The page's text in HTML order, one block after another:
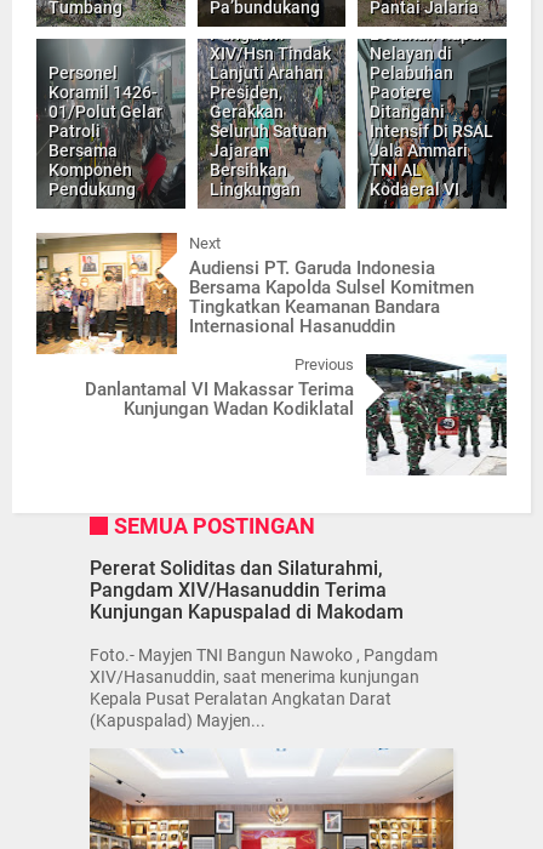
Tumbang
Pa’bundukang
Pantai Jalaria
Personel
Koramil 1426-
01/Polut Gelar
Patroli
Bersama
Komponen
Pendukung
XIV/Hsn Tindak
Lanjuti Arahan
Presiden,
Gerakkan
Seluruh Satuan
Jajaran
Bersihkan
Lingkungan
Update Korban
Nelayan di
Pelabuhan
Paotere
Ditangani
Intensif Di RSAL
Jala Ammari
TNI AL
Kodaeral VI
Next
Audiensi PT. Garuda Indonesia
Bersama Kapolda Sulsel Komitmen
Tingkatkan Keamanan Bandara
Internasional Hasanuddin
Previous
Danlantamal VI Makassar Terima
Kunjungan Wadan Kodiklatal
SEMUA POSTINGAN
Pererat Soliditas dan Silaturahmi,
Pangdam XIV/Hasanuddin Terima
Kunjungan Kapuspalad di Makodam
Foto.- Mayjen TNI Bangun Nawoko , Pangdam
XIV/Hasanuddin, saat menerima kunjungan
Kepala Pusat Peralatan Angkatan Darat
(Kapuspalad) Mayjen...